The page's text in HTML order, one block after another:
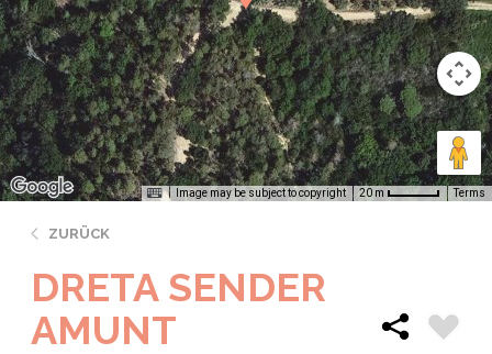
Image may be subject to copyright 20 m Terms
ZURÜCK
DRETA SENDER
AMUNT